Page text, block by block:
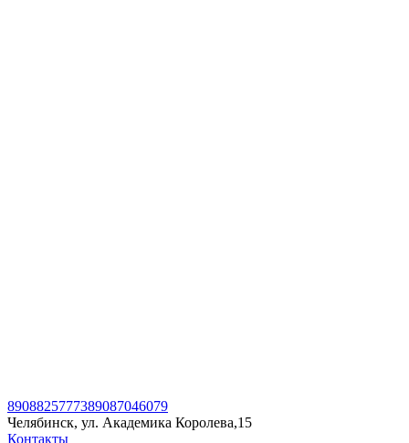
8908825777389087046079
Челябинск, ул. Академика Королева,15
Контакты